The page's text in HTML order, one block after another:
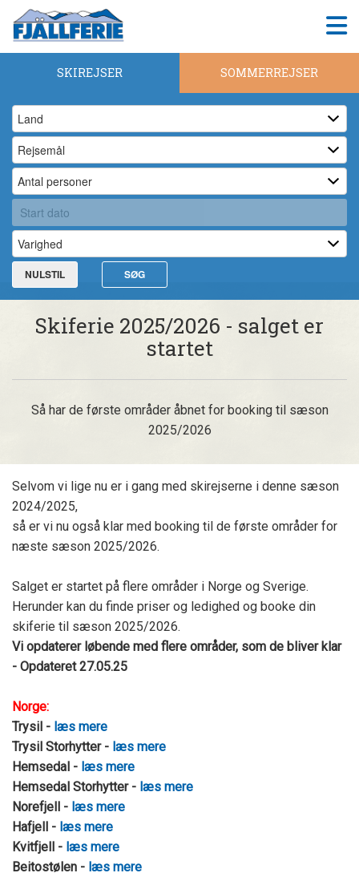
SKIREJSER SOMMERREJSER
NULSTIL SØG
Skiferie 2025/2026 - salget er
startet
Så har de første områder åbnet for booking til sæson
2025/2026
Selvom vi lige nu er i gang med skirejserne i denne sæson
2024/2025,
så er vi nu også klar med booking til de første områder for
næste sæson 2025/2026.
Salget er startet på flere områder i Norge og Sverige.
Herunder kan du finde priser og ledighed og booke din
skiferie til sæson 2025/2026.
Vi opdaterer løbende med flere områder, som de bliver klar
- Opdateret 27.05.25
Norge:
Trysil - læs mere
Trysil Storhytter - læs mere
Hemsedal - læs mere
Hemsedal Storhytter - læs mere
Norefjell - læs mere
Hafjell - læs mere
Kvitfjell - læs mere
Beitostølen - læs mere